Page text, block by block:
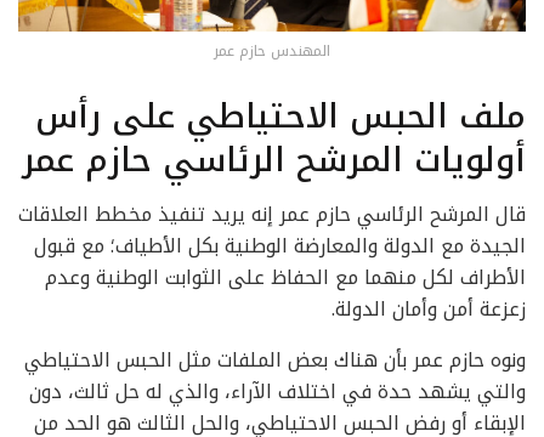
المهندس حازم عمر
ملف الحبس الاحتياطي على رأس
أولويات المرشح الرئاسي حازم عمر
قال المرشح الرئاسي حازم عمر إنه يريد تنفيذ مخطط العلاقات
الجيدة مع الدولة والمعارضة الوطنية بكل الأطياف؛ مع قبول
الأطراف لكل منهما مع الحفاظ على الثوابت الوطنية وعدم
زعزعة أمن وأمان الدولة.
ونوه حازم عمر بأن هناك بعض الملفات مثل الحبس الاحتياطي
والتي يشهد حدة في اختلاف الآراء، والذي له حل ثالث، دون
الإبقاء أو رفض الحبس الاحتياطي، والحل الثالث هو الحد من